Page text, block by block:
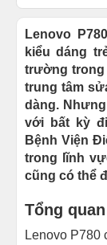
Lenovo
kiểu dáng
trường trong
trung tâm
dàng.
với bất kỳ
Bệnh Viện
trong lĩnh
cũng có thể
Tổng
Lenovo P780